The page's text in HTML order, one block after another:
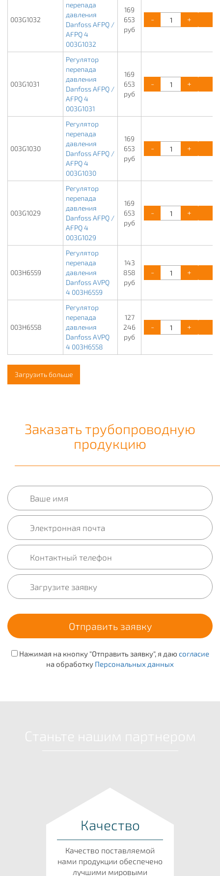
003G1032
перепада
давления
Danfoss AFPQ /
AFPQ 4
003G1032
169
653
руб
- +
003G1031
Регулятор
перепада
давления
Danfoss AFPQ /
AFPQ 4
003G1031
169
653
руб
- +
003G1030
Регулятор
перепада
давления
Danfoss AFPQ /
AFPQ 4
003G1030
169
653
руб
- +
003G1029
Регулятор
перепада
давления
Danfoss AFPQ /
AFPQ 4
003G1029
169
653
руб
- +
003H6559
Регулятор
перепада
давления
Danfoss AVPQ
4 003H6559
143
858
руб
- +
003H6558
Регулятор
перепада
давления
Danfoss AVPQ
4 003H6558
127
246
руб
- +
Загрузить больше
Заказать трубопроводную
продукцию
Нажимая на кнопку "Отправить заявку", я даю согласие
на обработку Персональных данных
Качество
Качество поставляемой
нами продукции обеспечено
лучшими мировыми